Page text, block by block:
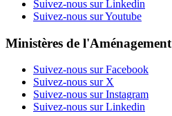
Suivez-nous sur Linkedin
Suivez-nous sur Youtube
Ministères de
Suivez-nous sur Facebook
Suivez-nous sur X
Suivez-nous sur Instagram
Suivez-nous sur Linkedin